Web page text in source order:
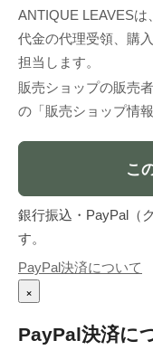
ANTIQUE LEAVES
代金の代理受領、購
担当します。
販売ショップの販売
の「販売ショップ情
こ
銀行振込・PayPal（
す。
PayPal決済について
×
PayPal決済に